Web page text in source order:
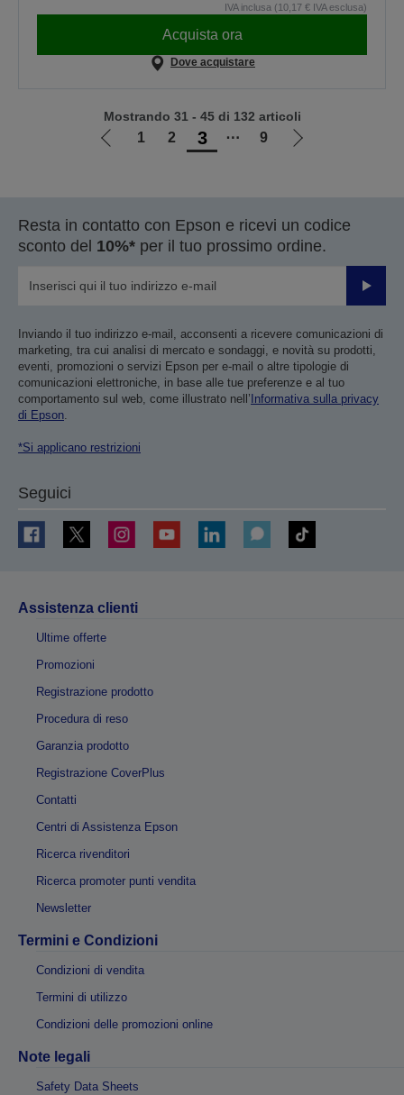
IVA inclusa (10,17 € IVA esclusa)
Acquista ora
Dove acquistare
Vai
1 2 3 ⋯ 9
Vai
Mostrando 31 - 45 di 132 articoli
Resta in contatto con Epson e ricevi un codice
sconto del 10%* per il tuo prossimo ordine.
Invia
Inviando il tuo indirizzo e-mail, acconsenti a ricevere comunicazioni di
marketing, tra cui analisi di mercato e sondaggi, e novità su prodotti,
eventi, promozioni o servizi Epson per e-mail o altre tipologie di
comunicazioni elettroniche, in base alle tue preferenze e al tuo
comportamento sul web, come illustrato nell’ Informativa sulla privacy
di Epson.
*Si applicano restrizioni
Seguici
Assistenza clienti
Ultime offerte
Promozioni
Registrazione prodotto
Procedura di reso
Garanzia prodotto
Registrazione CoverPlus
Contatti
Centri di Assistenza Epson
Ricerca rivenditori
Ricerca promoter punti vendita
Newsletter
Termini e Condizioni
Condizioni di vendita
Termini di utilizzo
Condizioni delle promozioni online
Note legali
Safety Data Sheets